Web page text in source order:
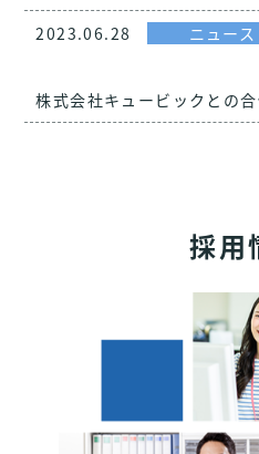
2023.06.28 ニュース
株式会社キュービックとの
採用